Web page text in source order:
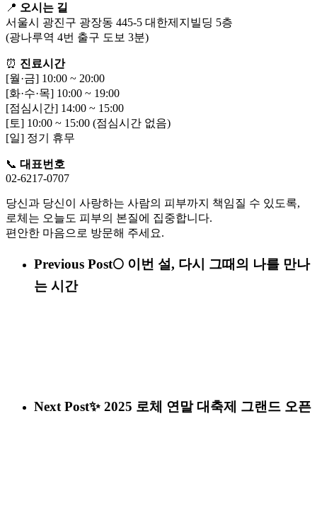
📍 오시는 길
서울시 광진구 광장동 445-5 대한제지빌딩 5층
(광나루역 4번 출구 도보 3분)
⏰ 진료시간
[월·금] 10:00 ~ 20:00
[화·수·목] 10:00 ~ 19:00
[점심시간] 14:00 ~ 15:00
[토] 10:00 ~ 15:00 (점심시간 없음)
[일] 정기 휴무
📞 대표번호
02-6217-0707
당신과 당신이 사랑하는 사람의 피부까지 책임질 수 있도록,
로체는 오늘도 피부의 본질에 집중합니다.
편안한 마음으로 방문해 주세요.
Previous Post🌕 이번 설, 다시 그때의 나를 만나
는 시간
Next Post✨ 2025 로체 연말 대축제 그랜드 오픈